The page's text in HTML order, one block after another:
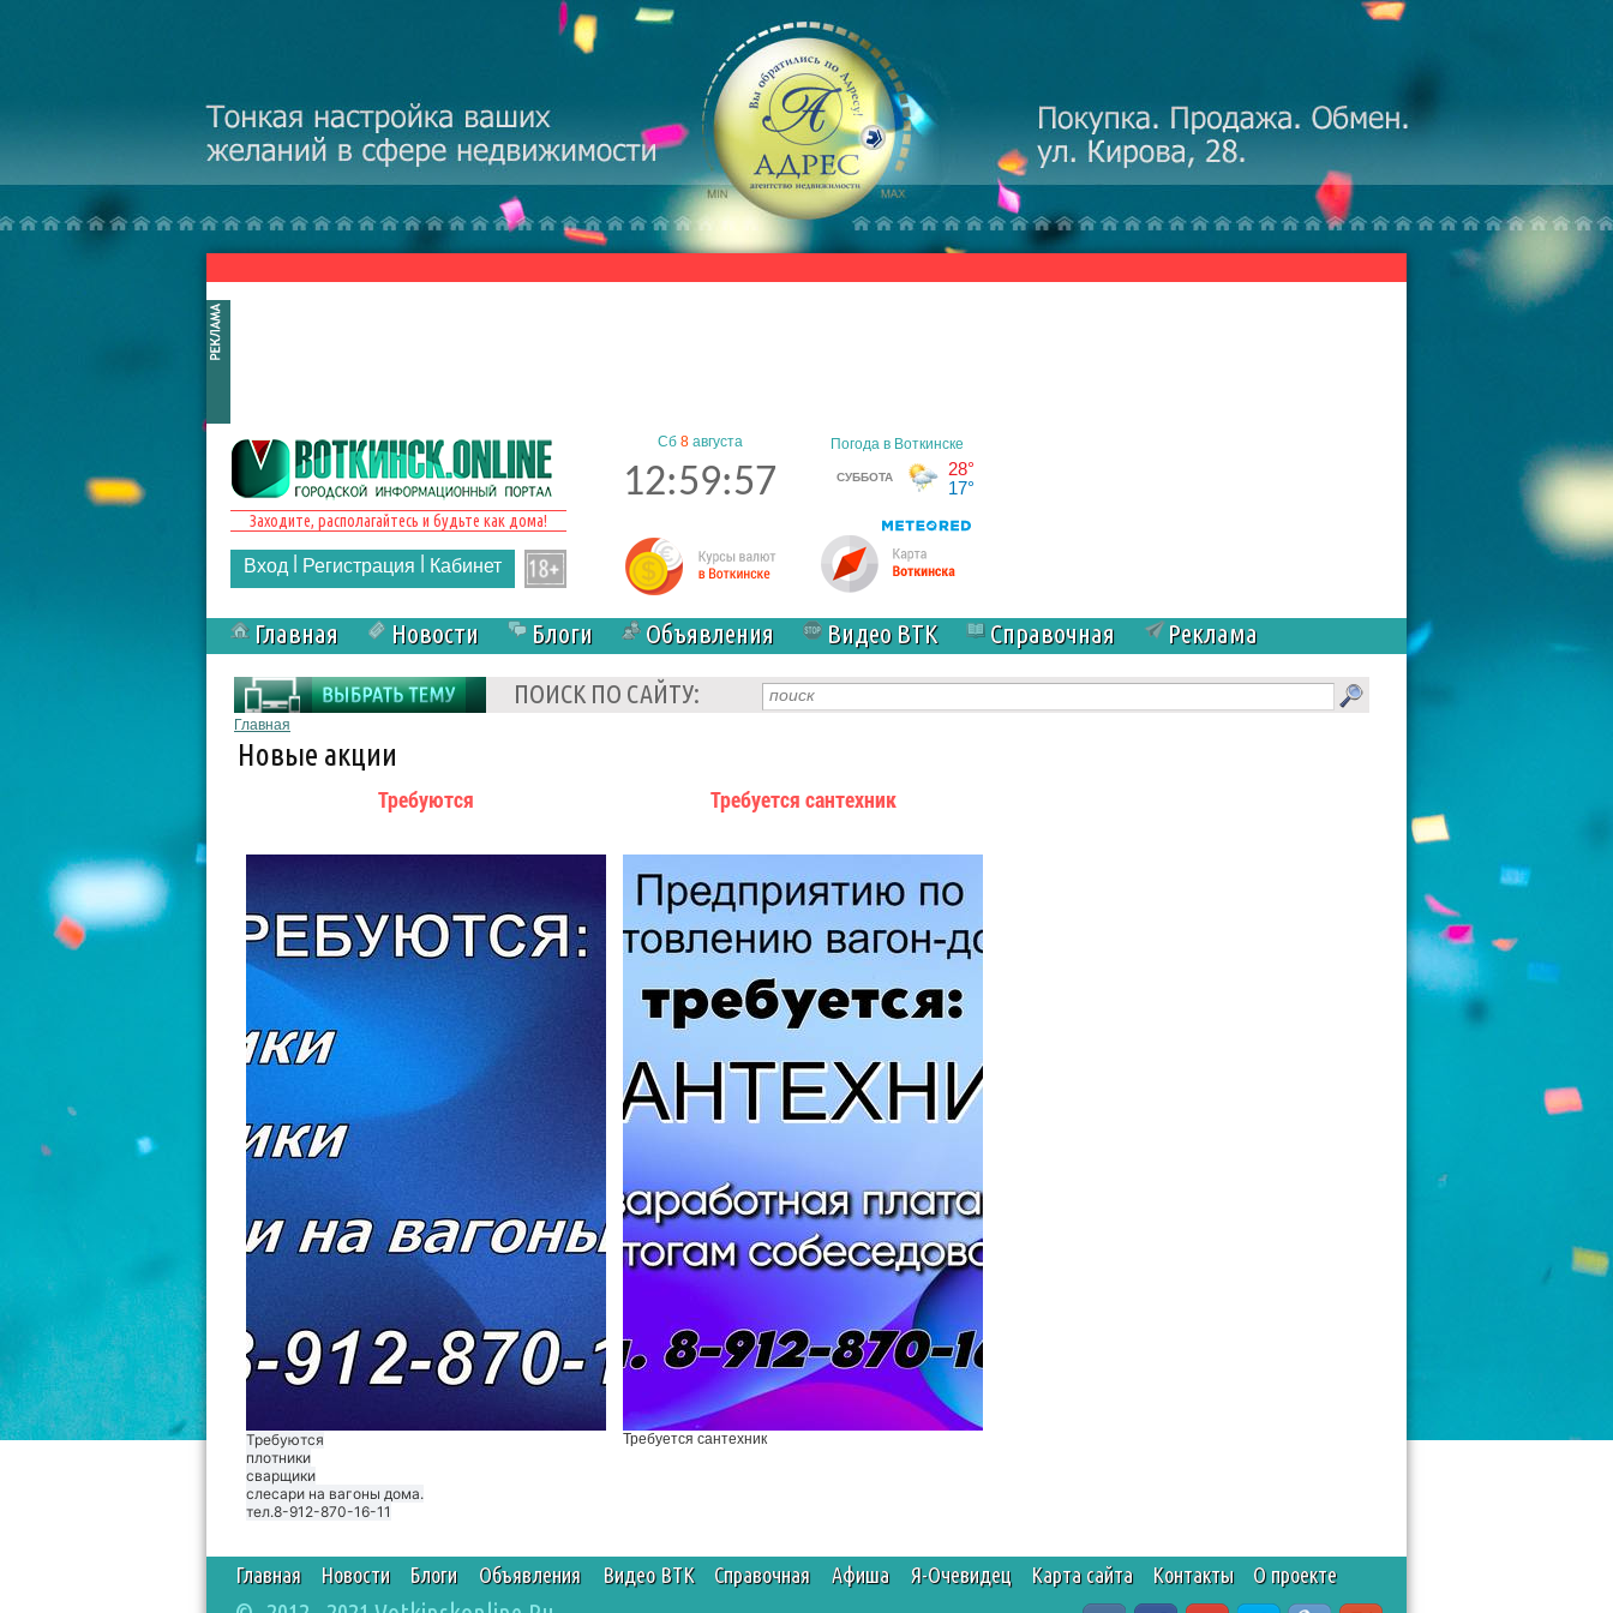
Заходите, располагайтесь и будьте как дома!
Вход Регистрация Кабинет
Сб 8августа
12:59:58
Главная Новости Блоги Объявления Видео ВТК Справочная
Реклама
ПОИСК ПО САЙТУ:
Форма поиска
Вы здесь
Главная
Новые акции
Требуются
Требуются
плотники
сварщики
слесари на вагоны дома.
тел.8-912-870-16-11
Требуется сантехник
Требуется сантехник
Главная Новости Блоги Объявления Видео ВТК Справочная Афиша Я-Очевидец Карта сайта Контакты О проекте